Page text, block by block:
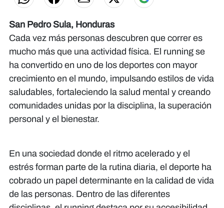
San Pedro Sula, Honduras
Cada vez más personas descubren que correr es
mucho más que una actividad física. El running se
ha convertido en uno de los deportes con mayor
crecimiento en el mundo, impulsando estilos de vida
saludables, fortaleciendo la salud mental y creando
comunidades unidas por la disciplina, la superación
personal y el bienestar.
En una sociedad donde el ritmo acelerado y el
estrés forman parte de la rutina diaria, el deporte ha
cobrado un papel determinante en la calidad de vida
de las personas. Dentro de las diferentes